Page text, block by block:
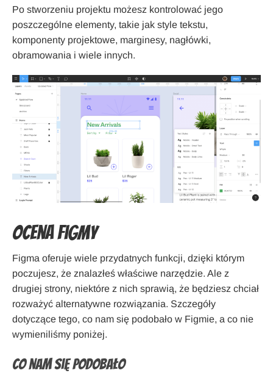
Po stworzeniu projektu możesz kontrolować jego
poszczególne elementy, takie jak style tekstu,
komponenty projektowe, marginesy, nagłówki,
obramowania i wiele innych.
Ocena Figmy
Figma oferuje wiele przydatnych funkcji, dzięki którym
poczujesz, że znalazłeś właściwe narzędzie. Ale z
drugiej strony, niektóre z nich sprawią, że będziesz chciał
rozważyć alternatywne rozwiązania. Szczegóły
dotyczące tego, co nam się podobało w Figmie, a co nie
wymieniliśmy poniżej.
Co nam się podobało